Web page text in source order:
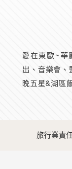
愛在東歐~華
出、音樂會
晚五星&湖區
旅行業責